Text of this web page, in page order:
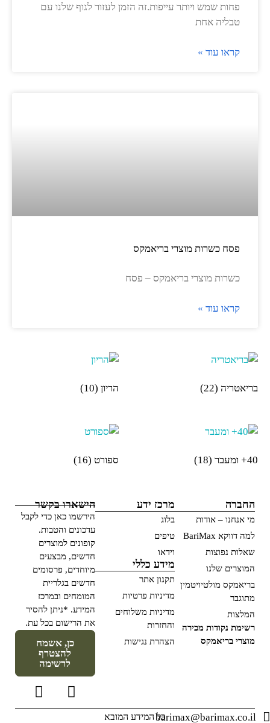
פחות שמש ויותר עייפות.זה הזמן לעזור לגוף שלנו עם
טבליה אחת
קראו עוד »
פסח כשרות מוצרי בריאמקס
כשרות מוצרי בריאמקס – פסח
קראו עוד »
בריאטריה הריון(10)
40+ ומעבר (18) ספורט(16)
החברה
מי אנחנו – אודות
למה דווקא BariMax
שאלות נפוצות
המוצרים שלנו
בריאמקס מולטיויטמין
מתוגבר
המלצות
רשימת נקודות מכירה
מוצרי בריאמקס
מרכז ידע
בלוג
טיפים
וידאו
מידע כללי
תקנון אתר
מדיניות פרטיות
מדיניות משלוחים
והחזרות
הצהרת נגישות
הישארו בקשר
הירשמו כאן כדי לקבל
עדכונים והטבות.
קופונים למוצרים
חדשים, מבצעים
מיוחדים, פרסומים
חדשים בגלריית
המומחים ובמרכז
המידע. *ניתן להסיר
את הרישום בכל עת.
כן, אשמח
להצטרף
לרשימה
barimax@barimax.co.ilכל המידע המובא